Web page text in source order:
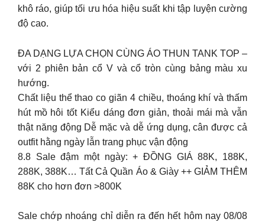
khô ráo, giúp tối ưu hóa hiệu suất khi tập luyện cường
độ cao.
ĐA DẠNG LỰA CHỌN CÙNG ÁO THUN TANK TOP –
với 2 phiên bản cổ V và cổ tròn cùng bảng màu xu
hướng.
Chất liệu thể thao co giãn 4 chiều, thoáng khí và thấm
hút mồ hôi tốt Kiểu dáng đơn giản, thoải mái mà vẫn
thật năng động Dễ mặc và dễ ứng dụng, cân được cả
outfit hằng ngày lẫn trang phục vận động
8.8 Sale đậm một ngày: + ĐỒNG GIÁ 88K, 188K,
288K, 388K… Tất Cả Quần Áo & Giày ++ GIẢM THÊM
88K cho hơn đơn >800K
Sale chớp nhoáng chỉ diễn ra đến hết hôm nay 08/08